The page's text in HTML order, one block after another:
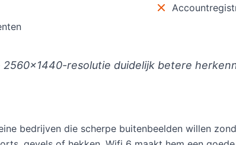
resolutie duidelijk betere
bedrijven die scherpe buitenbeelden willen